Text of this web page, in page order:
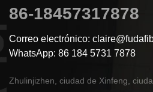
86-18457317878
Correo electrónico:
WhatsApp: 86 184 5731 7878
Zhulinjizhen, ciudad de Xinfeng,